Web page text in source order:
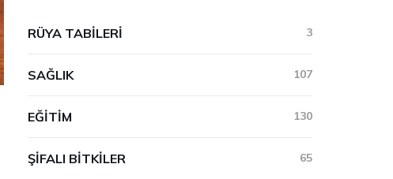
RÜYA TABILERI 3
SAĞLIK 107
EĞITIM 130
ŞIFALI BITKILER 65